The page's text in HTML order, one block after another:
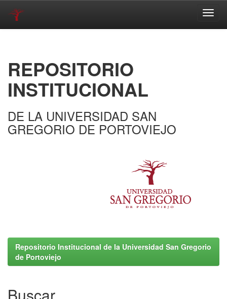
REPOSITORIO
INSTITUCIONAL
DE LA UNIVERSIDAD SAN
GREGORIO DE PORTOVIEJO
Repositorio Institucional de la Universidad San Gregorio
de Portoviejo